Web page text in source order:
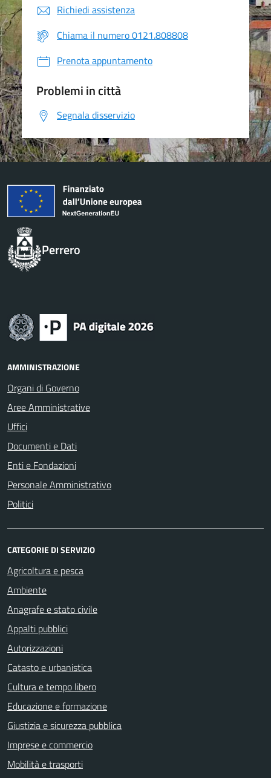
Richiedi assistenza
Chiama il numero 0121.808808
Prenota appuntamento
Problemi in città
Segnala disservizio
Perrero
AMMINISTRAZIONE
Organi di Governo
Aree Amministrative
Uffici
Documenti e Dati
Enti e Fondazioni
Personale Amministrativo
Politici
CATEGORIE DI SERVIZIO
Agricoltura e pesca
Ambiente
Anagrafe e stato civile
Appalti pubblici
Autorizzazioni
Catasto e urbanistica
Cultura e tempo libero
Educazione e formazione
Giustizia e sicurezza pubblica
Imprese e commercio
Mobilità e trasporti